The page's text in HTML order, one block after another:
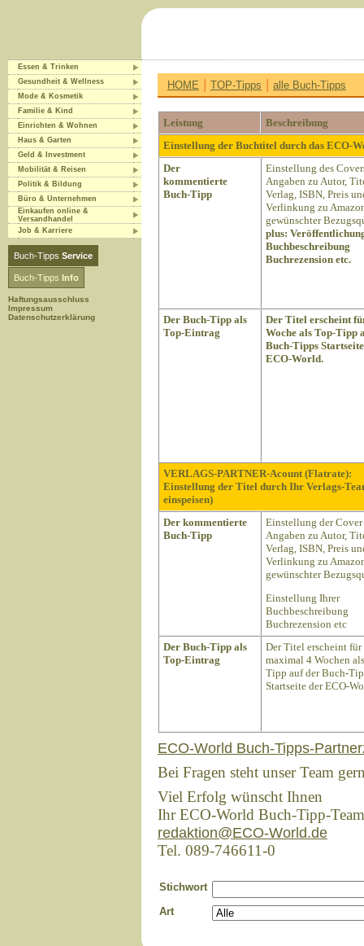
Essen & Trinken
Gesundheit & Wellness
Mode & Kosmetik
Familie & Kind
Einrichten & Wohnen
Haus & Garten
Geld & Investment
Mobilität & Reisen
Politik & Bildung
Büro & Unternehmen
Einkaufen online &
Versandhandel
Job & Karriere
Buch-Tipps Service
Buch-Tipps Info
Haftungsausschluss
Impressum
Datenschutzerklärung
HOME | TOP-Tipps | alle Buch-Tipps
Leistung
Beschreibung
Einstellung der Buchtitel durch das ECO-
Der
kommentierte
Buch-Tipp
Einstellung des
Angaben zu Autor,
Verlag, ISBN, Preis
Verlinkung zu
gewünschter
plus:
Buchbeschreibung
Buchrezension etc.
Der Buch-Tipp als
Top-Eintrag
Der Titel erscheint
Woche als Top-Tipp
Buch-Tipps
ECO-World.
VERLAGS-PARTNER-Acount (Flatrate):
Einstellung der Titel durch Ihr Verlags-
einspeisen)
Der kommentierte
Buch-Tipp
Einstellung der
Angaben zu Autor,
Verlag, ISBN, Preis
Verlinkung zu
gewünschter
Einstellung Ihrer
Buchbeschreibung
Buchrezension etc
Der Buch-Tipp als
Top-Eintrag
Der Titel erscheint für
maximal 4 Wochen
Tipp auf der Buch-
Startseite der ECO-
ECO-World Buch-Tipps-
Bei Fragen steht unser Team
Viel Erfolg wünscht Ihnen
Ihr ECO-World Buch-Tipp-Team
redaktion@ECO-World.de
Tel. 089-746611-0
Stichwort
Art